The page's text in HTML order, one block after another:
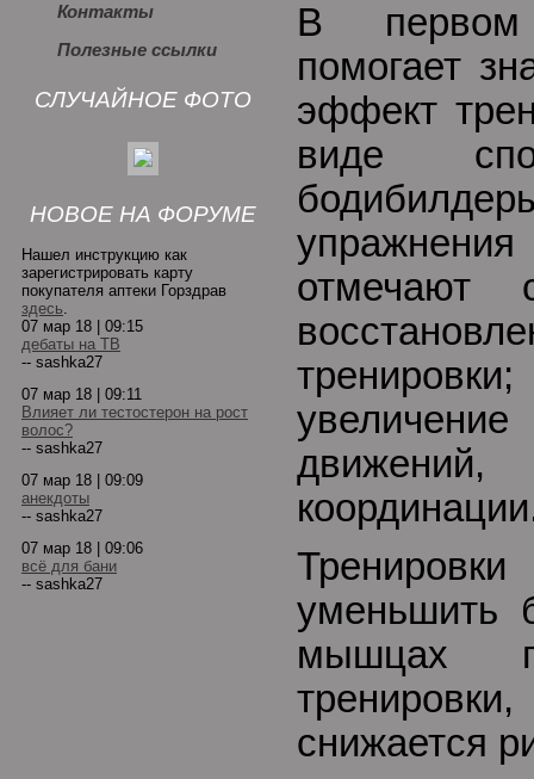
Контакты
Полезные ссылки
СЛУЧАЙНОЕ ФОТО
НОВОЕ НА ФОРУМЕ
Нашел инструкцию как
зарегистрировать карту
покупателя аптеки Горздрав
здесь.
07 мар 18 | 09:15
дебаты на ТВ
-- sashka27
07 мар 18 | 09:11
Влияет ли тестостерон на рост
волос?
-- sashka27
07 мар 18 | 09:09
анекдоты
-- sashka27
07 мар 18 | 09:06
всё для бани
-- sashka27
В первом
помогает
эффект
виде
отмечают
уменьшить
мышцах
снижается